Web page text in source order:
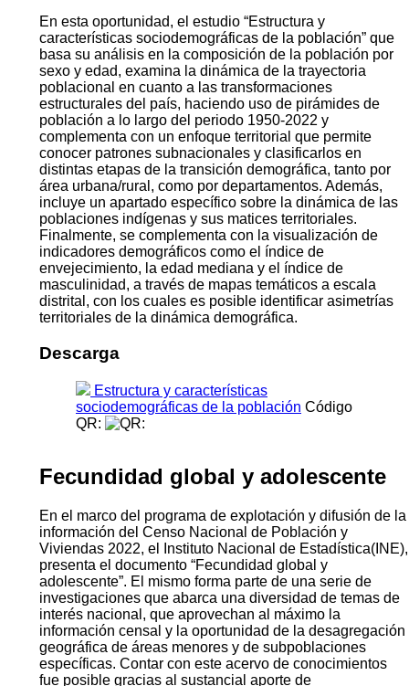
En esta oportunidad, el estudio “Estructura y
características sociodemográficas de la población” que
basa su análisis en la composición de la población por
sexo y edad, examina la dinámica de la trayectoria
poblacional en cuanto a las transformaciones
estructurales del país, haciendo uso de pirámides de
población a lo largo del periodo 1950-2022 y
complementa con un enfoque territorial que permite
conocer patrones subnacionales y clasificarlos en
distintas etapas de la transición demográfica, tanto por
área urbana/rural, como por departamentos. Además,
incluye un apartado específico sobre la dinámica de las
poblaciones indígenas y sus matices territoriales.
Finalmente, se complementa con la visualización de
indicadores demográficos como el índice de
envejecimiento, la edad mediana y el índice de
masculinidad, a través de mapas temáticos a escala
distrital, con los cuales es posible identificar asimetrías
territoriales de la dinámica demográfica.
Descarga
Estructura y características
sociodemográficas de la población Código
QR:
Fecundidad global y adolescente
En el marco del programa de explotación y difusión de la
información del Censo Nacional de Población y
Viviendas 2022, el Instituto Nacional de Estadística(INE),
presenta el documento “Fecundidad global y
adolescente”. El mismo forma parte de una serie de
investigaciones que abarca una diversidad de temas de
interés nacional, que aprovechan al máximo la
información censal y la oportunidad de la desagregación
geográfica de áreas menores y de subpoblaciones
específicas. Contar con este acervo de conocimientos
fue posible gracias al sustancial aporte de